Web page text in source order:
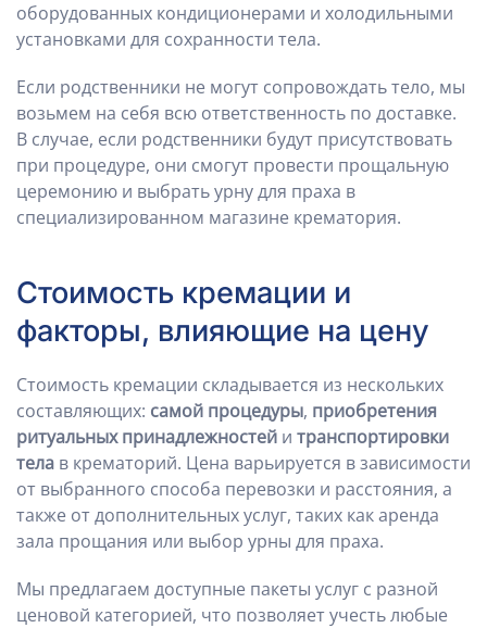
оборудованных кондиционерами и холодильными
установками для сохранности тела.
Если родственники не могут сопровождать тело, мы
возьмем на себя всю ответственность по доставке.
В случае, если родственники будут присутствовать
при процедуре, они смогут провести прощальную
церемонию и выбрать урну для праха в
специализированном магазине крематория.
Стоимость кремации и
факторы, влияющие на цену
Стоимость кремации складывается из нескольких
составляющих: самой процедуры, приобретения
ритуальных принадлежностей и транспортировки
тела в крематорий. Цена варьируется в зависимости
от выбранного способа перевозки и расстояния, а
также от дополнительных услуг, таких как аренда
зала прощания или выбор урны для праха.
Мы предлагаем доступные пакеты услуг с разной
ценовой категорией, что позволяет учесть любые